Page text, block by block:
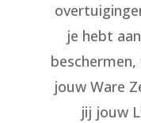
je hebt
jouw Ware
jij jouw